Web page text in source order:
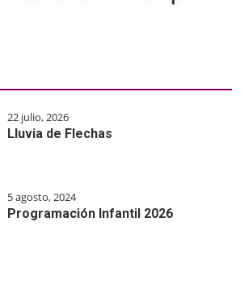
22 julio, 2026
Lluvia de Flechas
5 agosto, 2024
Programación Infantil 2026